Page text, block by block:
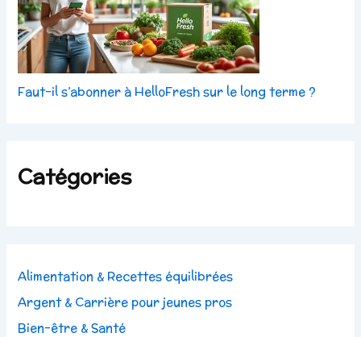
Faut-il s’abonner à HelloFresh sur le long terme ?
Catégories
Alimentation & Recettes équilibrées
Argent & Carrière pour jeunes pros
Bien-être & Santé